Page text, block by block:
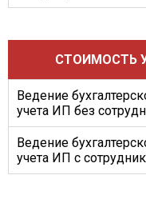
СТОИМОСТЬ
Ведение
учета ИП без
Ведение
учета ИП с